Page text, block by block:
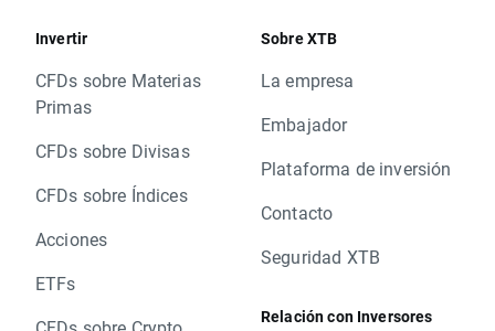
Invertir
CFDs sobre Materias
Primas
CFDs sobre Divisas
CFDs sobre Índices
Acciones
ETFs
Sobre XTB
La empresa
Embajador
Plataforma de inversión
Contacto
Seguridad XTB
Relación con Inversores